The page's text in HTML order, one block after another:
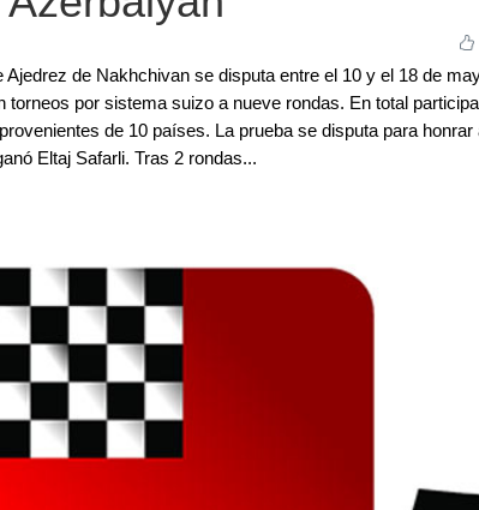
Ajedrez de Nakhchivan se disputa entre el 10 y el 18 de
torneos por sistema suizo a nueve rondas. En total
de 10 países. La prueba se disputa para honrar
Eltaj Safarli. Tras 2 rondas...